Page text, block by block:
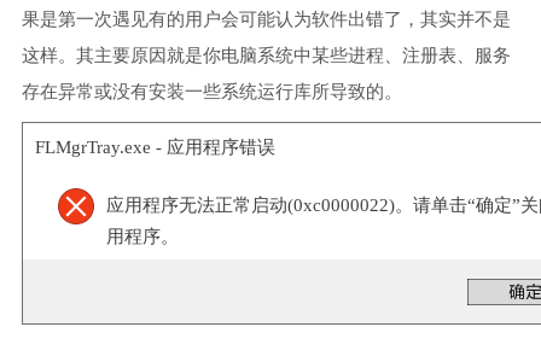
果是第一次遇见有的用户会可能认为软件出错了，其实并不是
这样。其主要原因就是你电脑系统中某些进程、注册表、服务
存在异常或没有安装一些系统运行库所导致的。
FLMgrTray.exe - 应用程序错误
应用程序无法正常启动(0xc0000022)。请单击“确定”
用程序。